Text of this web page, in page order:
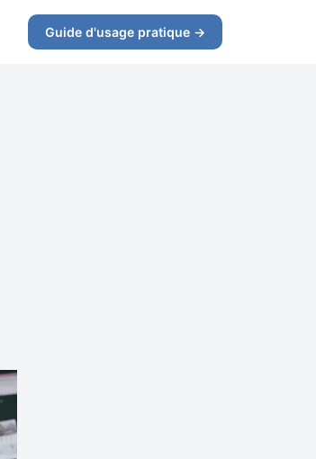
Guide d'usage pratique →